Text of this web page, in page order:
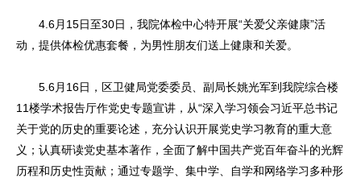
4.6月15日至30日，我院体检中心特开展“关爱父亲健康”活
动，提供体检优惠套餐，为男性朋友们送上健康和关爱。
5.6月16日，区卫健局党委委员、副局长姚光军到我院综合楼
11楼学术报告厅作党史专题宣讲，从“深入学习领会习近平总书记
关于党的历史的重要论述，充分认识开展党史学习教育的重大意
义；认真研读党史基本著作，全面了解中国共产党百年奋斗的光辉
历程和历史性贡献；通过专题学、集中学、自学和网络学习多种形